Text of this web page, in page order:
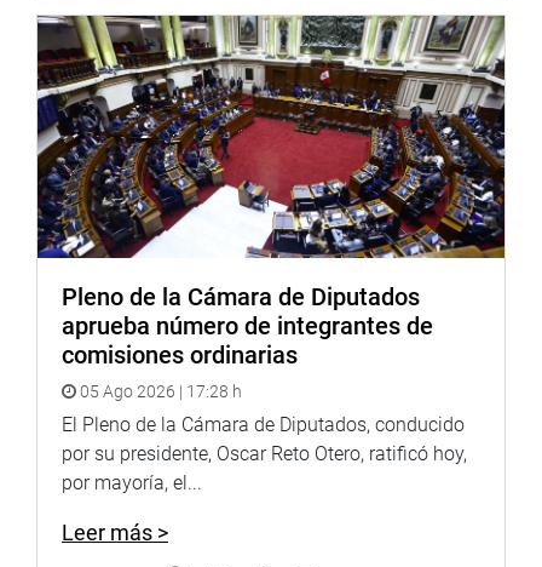
Pleno de la Cámara de Diputados
aprueba número de integrantes de
comisiones ordinarias
05 Ago 2026 | 17:28 h
El Pleno de la Cámara de Diputados, conducido
por su presidente, Oscar Reto Otero, ratificó hoy,
por mayoría, el...
Leer más >